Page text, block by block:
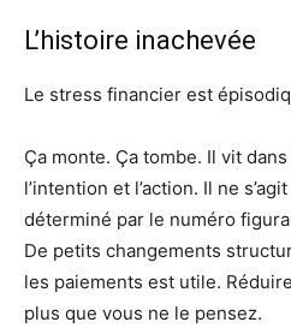
L’histoire inachevée
Le stress financier est
Ça monte. Ça tombe. Il vit
l’intention et l’action. Il ne
déterminé par le numéro
De petits changements
les paiements est utile.
plus que vous ne le pensez.